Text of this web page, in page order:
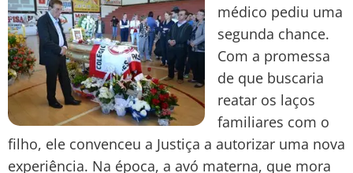
médico pediu uma
segunda chance.
Com a promessa
de que buscaria
reatar os laços
familiares com o
filho, ele convenceu a Justiça a autorizar uma nova
experiência. Na época, a avó materna, que mora